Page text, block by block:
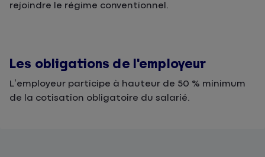
rejoindre le régime conventionnel.
Les obligations de l'employeur
L’employeur participe à hauteur de 50 % minimum
de la cotisation obligatoire du salarié.